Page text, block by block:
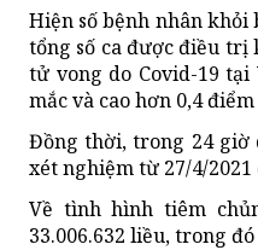
Hiện số bệnh nhân khỏi
tổng số ca được điều trị
tử vong do Covid-19 tại
mắc và cao hơn 0,4
Đồng thời, trong 24 giờ
xét nghiệm từ 27/4/2021
Về tình hình tiêm
33.006.632 liều, trong